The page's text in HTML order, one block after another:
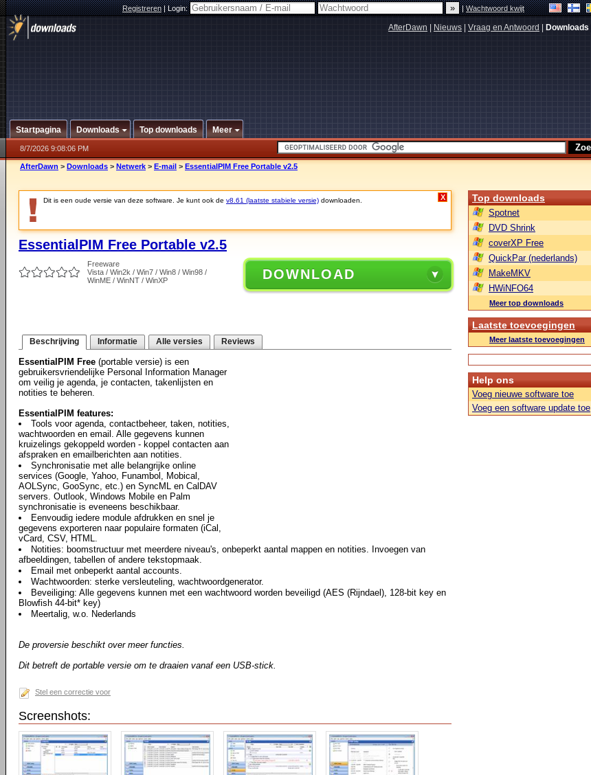
Registreren|Login: |Wachtwoord kwijt
AfterDawn Nieuws Vraag en Antwoord Downloads
Startpagina Downloads Top downloads Meer
8/7/2026 9:08:06 PM
AfterDawn > Downloads > Netwerk > E-mail > EssentialPIM Free Portable v2.5
Dit is een oude versie van deze software. Je kunt ook de v8.61 (laatste stabiele versie) downloaden. X
EssentialPIM Free Portable v2.5
Freeware
Vista / Win2k / Win7 / Win8 / Win98 /
WinME / WinNT / WinXP
DOWNLOAD
Beschrijving Informatie Alle versies Reviews
EssentialPIM Free (portable versie) is een
gebruikersvriendelijke Personal Information Manager
om veilig je agenda, je contacten, takenlijsten en
notities te beheren.
EssentialPIM features:
Tools voor agenda, contactbeheer, taken, notities,
wachtwoorden en email. Alle gegevens kunnen
kruizelings gekoppeld worden - koppel contacten aan
afspraken en emailberichten aan notities.
Synchronisatie met alle belangrijke online
services (Google, Yahoo, Funambol, Mobical,
AOLSync, GooSync, etc.) en SyncML en CalDAV
servers. Outlook, Windows Mobile en Palm
synchronisatie is eveneens beschikbaar.
Eenvoudig iedere module afdrukken en snel je
gegevens exporteren naar populaire formaten (iCal,
vCard, CSV, HTML.
Notities: boomstructuur met meerdere niveau's, onbeperkt aantal mappen en notities. Invoegen van
afbeeldingen, tabellen of andere tekstopmaak.
Email met onbeperkt aantal accounts.
Wachtwoorden: sterke versleuteling, wachtwoordgenerator.
Beveiliging: Alle gegevens kunnen met een wachtwoord worden beveiligd (AES (Rijndael), 128-bit key en
Blowfish 44-bit* key)
Meertalig, w.o. Nederlands
De proversie beschikt over meer functies.
Dit betreft de portable versie om te draaien vanaf een USB-stick.
Stel een correctie voor
Screenshots:
Top downloads
Spotnet
DVD Shrink
coverXP Free
QuickPar (nederlands)
MakeMKV
HWiNFO64
Meer top downloads
Laatste toevoegingen
Meer laatste toevoegingen
Help ons
Voeg nieuwe software toe
Voeg een software update toe